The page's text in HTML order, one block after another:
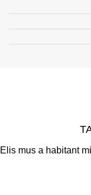
Elis mus a habitant